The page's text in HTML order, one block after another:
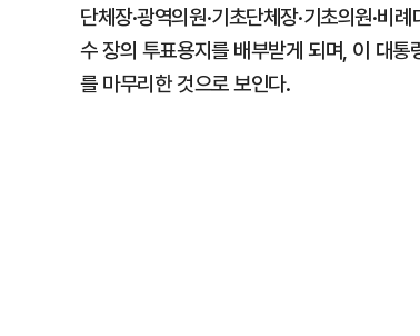
단체장·광역의원·기초단체장·기초의원·비
수 장의 투표용지를 배부받게 되며, 이 대
를 마무리한 것으로 보인다.